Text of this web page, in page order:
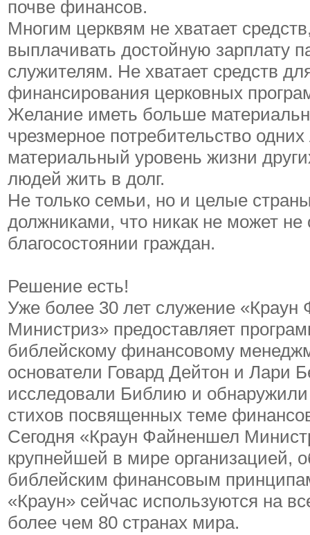
почве финансов.
Многим церквям не хватает
выплачивать достойную зарплату
служителям. Не хватает средств
финансирования церковных
Желание иметь больше
чрезмерное потребительство
материальный уровень жизни
людей жить в долг.
Не только семьи, но и целые
должниками, что никак не может не
благосостоянии граждан.
Решение есть!
Уже более 30 лет служение
Министриз» предоставляет
библейскому финансовому
основатели Говард Дейтон и Лари
исследовали Библию и
стихов посвященных теме
Сегодня «Краун Файненшел
крупнейшей в мире организацией,
библейским финансовым
«Краун» сейчас используются на
более чем 80 странах мира.